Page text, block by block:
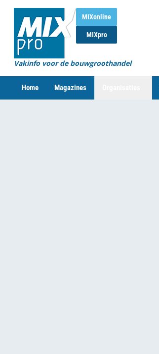
MIXonline
MIXpro
Vakinfo voor de bouwgroothandel
Home Magazines